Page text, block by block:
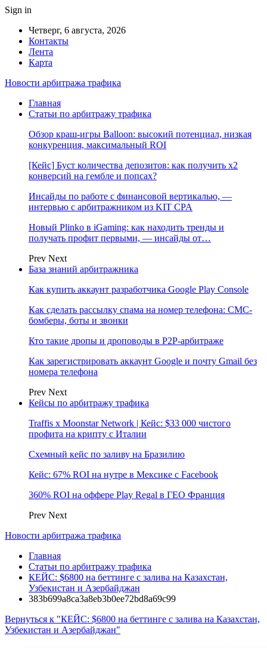
Sign in
Четверг, 6 августа, 2026
Контакты
Лента
Карта
Новости арбитража трафика
Главная
Статьи по арбитражу трафика
Обзор краш-игры Balloon: высокий потенциал, низкая
конкуренция, максимальный ROI
[Кейс] Буст количества депозитов: как получить х2
конверсий на гембле и попсах?
Инсайды по работе с финансовой вертикалью, —
интервью с арбитражником из KIT CPA
Новый Plinko в iGaming: как находить тренды и
получать профит первыми, — инсайды от…
Prev Next
База знаний арбитражника
Как купить аккаунт разработчика Google Play Console
Как сделать рассылку спама на номер телефона: СМС-
бомберы, боты и звонки
Кто такие дропы и дроповоды в P2P-арбитраже
Как зарегистрировать аккаунт Google и почту Gmail без
номера телефона
Prev Next
Кейсы по арбитражу трафика
Traffis x Moonstar Network | Кейс: $33 000 чистого
профита на крипту с Италии
Схемный кейс по заливу на Бразилию
Кейс: 67% ROI на нутре в Мексике с Facebook
360% ROI на оффере Play Regal в ГЕО Франция
Prev Next
Новости арбитража трафика
Главная
Статьи по арбитражу трафика
КЕЙС: $6800 на беттинге с залива на Казахстан,
Узбекистан и Азербайджан
383b699a8ca3a8eb3b0ee72bd8a69c99
Вернуться к "КЕЙС: $6800 на беттинге с залива на Казахстан,
Узбекистан и Азербайджан"